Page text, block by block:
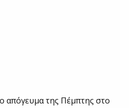
απόγευμα της Πέμπτης στο